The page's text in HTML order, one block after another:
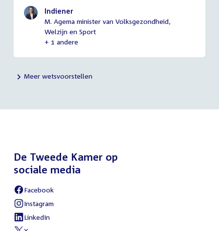
Indiener
M. Agema minister van Volksgezondheid,
Welzijn en Sport
+ 1 andere
Meer wetsvoorstellen
De Tweede Kamer op
sociale media
External
link:
Facebook
External
link:
Instagram
External
link:
LinkedIn